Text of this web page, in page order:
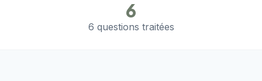
6
6 questions traitées